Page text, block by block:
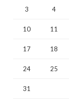
3 4
10 11
17 18
24 25
31